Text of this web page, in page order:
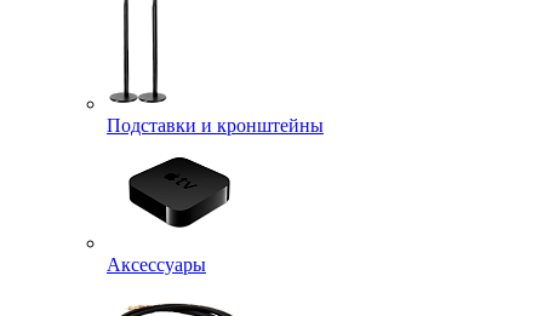
Подставки и кронштейны
Аксессуары